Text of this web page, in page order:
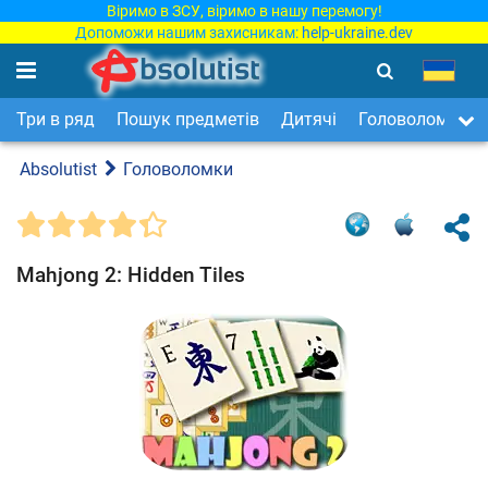
Віримо в ЗСУ, віримо в нашу перемогу!
Допоможи нашим захисникам: help-ukraine.dev
Три в ряд Пошук предметів Дитячі Головоломки
Absolutist Головоломки
Mahjong 2: Hidden Tiles